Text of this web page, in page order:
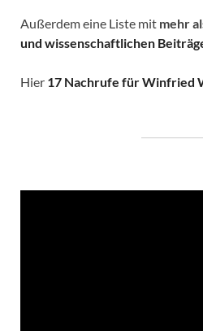
Außerdem eine Liste mit mehr
und wissenschaftlichen
Hier 17 Nachrufe für Winfried